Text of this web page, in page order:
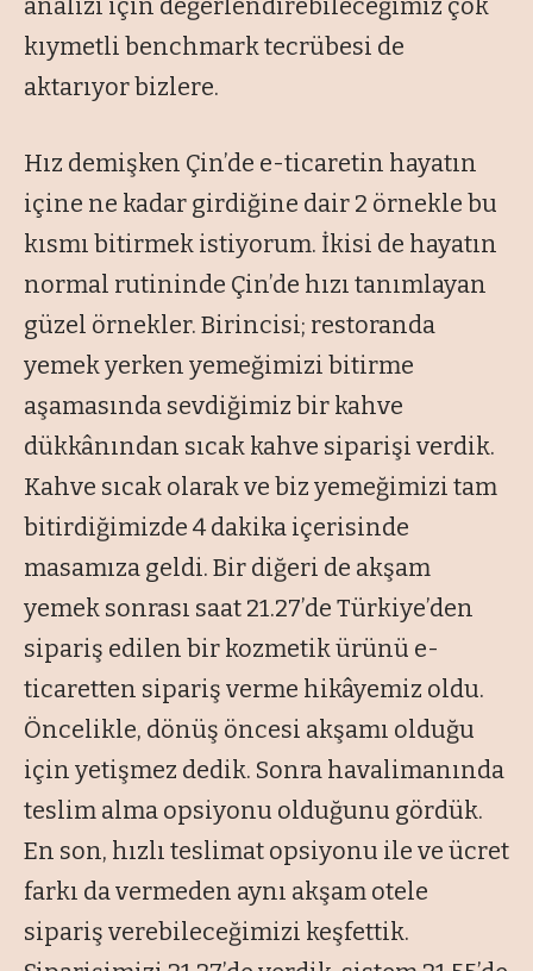
kıymetli benchmark tecrübesi de
aktarıyor bizlere.
Hız demişken Çin’de e-ticaretin hayatın
içine ne kadar girdiğine dair 2 örnekle bu
kısmı bitirmek istiyorum. İkisi de hayatın
normal rutininde Çin’de hızı tanımlayan
güzel örnekler. Birincisi; restoranda
yemek yerken yemeğimizi bitirme
aşamasında sevdiğimiz bir kahve
dükkânından sıcak kahve siparişi verdik.
Kahve sıcak olarak ve biz yemeğimizi tam
bitirdiğimizde 4 dakika içerisinde
masamıza geldi. Bir diğeri de akşam
yemek sonrası saat 21.27’de Türkiye’den
sipariş edilen bir kozmetik ürünü e-
ticaretten sipariş verme hikâyemiz oldu.
Öncelikle, dönüş öncesi akşamı olduğu
için yetişmez dedik. Sonra havalimanında
teslim alma opsiyonu olduğunu gördük.
En son, hızlı teslimat opsiyonu ile ve ücret
farkı da vermeden aynı akşam otele
sipariş verebileceğimizi keşfettik.